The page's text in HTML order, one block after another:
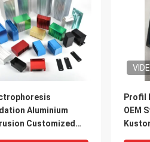
Aluminium
Customized
Profil
OEM